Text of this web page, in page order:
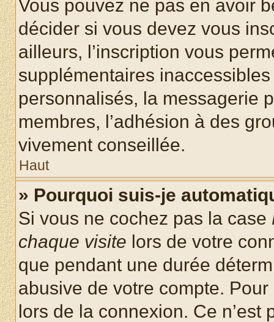
Vous pouvez ne pas en avoir
décider si vous devez vous
ailleurs, l’inscription vous
supplémentaires
personnalisés, la messagerie
membres, l’adhésion à des
vivement conseillée.
Haut
» Pourquoi suis-je
Si vous ne cochez pas la case
chaque visite lors de votre
que pendant une durée
abusive de votre compte.
lors de la connexion. Ce